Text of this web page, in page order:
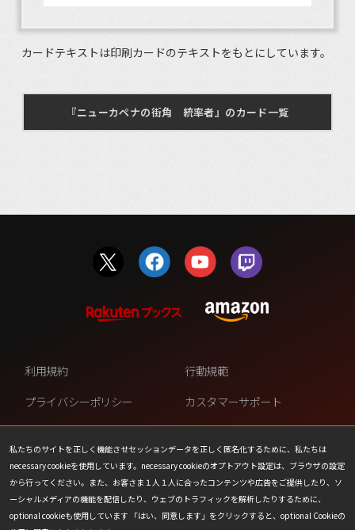
カードテキストは印刷カードのテキストをもとにしています。
『ニューカペナの街角 統率者』のカード一覧
私たちのサイトを正しく機能させセッションデータを正しく匿名化するために、私たちは
necessary cookieを使用しています。necessary cookieのオプトアウト設定は、ブラウザの設定
から行ってください。また、お客さま１人１人に合ったコンテンツや広告をご提供したり、ソ
ーシャルメディアの機能を配信したり、ウェブのトラフィックを解析したりするために、
optional cookieも使用しています 「はい、同意します」をクリックすると、optional Cookieの
利用規約
行動規範
プライバシーポリシー
カスタマーサポート
ファンコンテンツ・ポリシー
個人情報の販売や共有を許可し
ない
COOKIE
プレスリリース
会社情報
お問い合わせ